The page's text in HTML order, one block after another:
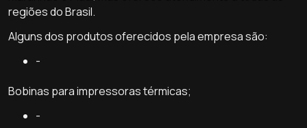
regiões do Brasil.
Alguns dos produtos oferecidos pela empresa são:
-
Bobinas para impressoras térmicas;
-